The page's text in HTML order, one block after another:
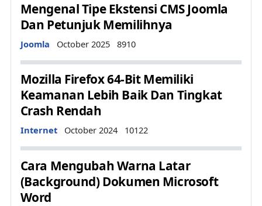
Mengenal Tipe Ekstensi CMS Joomla
Dan Petunjuk Memilihnya
Details
Joomla October 2025 8910
Mozilla Firefox 64-Bit Memiliki
Keamanan Lebih Baik Dan Tingkat
Crash Rendah
Details
Internet October 2024 10122
Cara Mengubah Warna Latar
(Background) Dokumen Microsoft
Word